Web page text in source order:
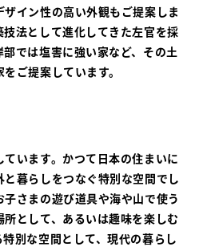
イン性の高い外観もご提案しま
法として進化してきた左官を採
では塩害に強い家など、その土
ご提案しています。
います。かつて日本の住まいに
暮らしをつなぐ特別な空間でし
さまの遊び道具や海や山で使う
として、あるいは趣味を楽しむ
別な空間として、現代の暮らし